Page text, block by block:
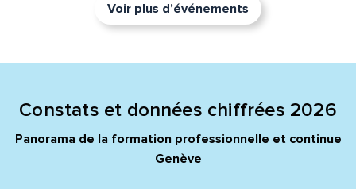
Voir plus d’événements
Constats et données chiffrées 2026
Panorama de la formation professionnelle et continue
Genève